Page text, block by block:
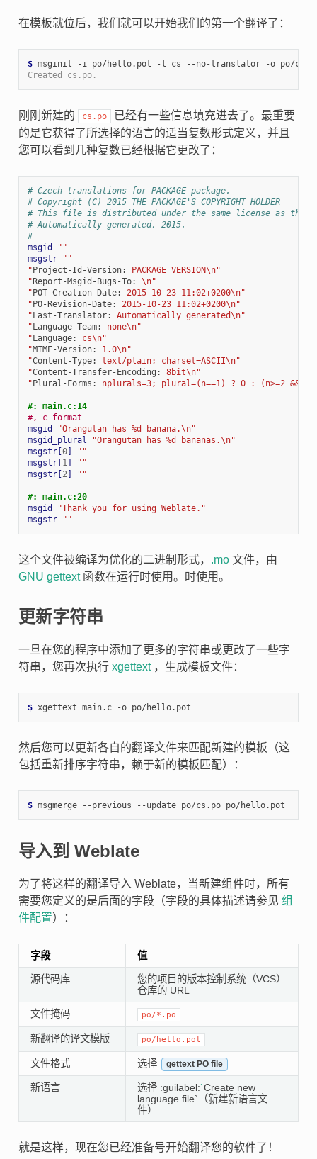
在模板就位后，我们就可以开始我们的第一个翻译了：
$
Created cs.po.
刚刚新建的 cs.po
已经有一些信息填充进去了。最重要
的是它获得了所选择的语言的适当复数形式定义，并且
您可以看到几种复数已经根据它更改了：
# Czech translations for PACKAGE package.
# Copyright (C) 2015 THE PACKAGE'S COPYRIGHT HOLDER
# This file is distributed under the same license as the
# Automatically generated, 2015.
#
msgid
""
msgstr
""
"Project-Id-Version:
PACKAGE VERSION\n"
"Report-Msgid-Bugs-To:
\n"
"POT-Creation-Date:
2015-10-23 11:02+0200\n"
"PO-Revision-Date:
2015-10-23 11:02+0200\n"
"Last-Translator:
Automatically generated\n"
"Language-Team:
none\n"
"Language:
cs\n"
"MIME-Version:
1.0\n"
"Content-Type:
text/plain; charset=ASCII\n"
"Content-Transfer-Encoding:
8bit\n"
"Plural-Forms: nplurals=3; plural=(n==1) ? 0 : (n>=2 &&
#: main.c:14
#, c-format
msgid
"Orangutan has %d banana.\n"
msgid_plural
"Orangutan has %d bananas.\n"
msgstr[0]
""
msgstr[1 ]
""
msgstr[2 ] ""
#: main.c:20
msgid
"Thank you for using Weblate."
msgstr
""
这个文件被编译为优化的二进制形式， .mo文件，由
GNU gettext函数在运行时使用。时使用。
更新字符串
一旦在您的程序中添加了更多的字符串或更改了一些字
符串，您再次执行 xgettext，生成模板文件：
$
然后您可以更新各自的翻译文件来匹配新建的模板（这
包括重新排序字符串，赖于新的模板匹配）：
$
导入到 Weblate
为了将这样的翻译导入 Weblate，当新建组件时，所有
需要您定义的是后面的字段（字段的具体描述请参见 组
件配置）：
字段 值
源代码库
您的项目的版本控制系统（VCS）
仓库的 URL
文件掩码 po/*.po
新翻译的译文模版 po/hello.pot
文件格式 选择 gettext PO file
新语言 选择 :guilabel:`Create new
language file`（新建新语言文
件）
就是这样，现在您已经准备号开始翻译您的软件了！